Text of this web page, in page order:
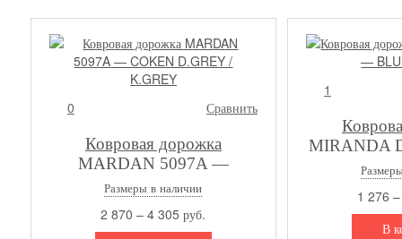
0 Сравнить
Ковровая дорожка
MARDAN 5097A —
COKEN D.GREY / K.GREY
Размеры в наличии
2 870 – 4 305 руб.
1
MIRANDA
1 276
В